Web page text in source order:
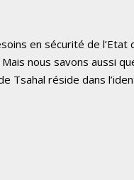
en sécurité de
nous savons aussi
Tsahal réside dans